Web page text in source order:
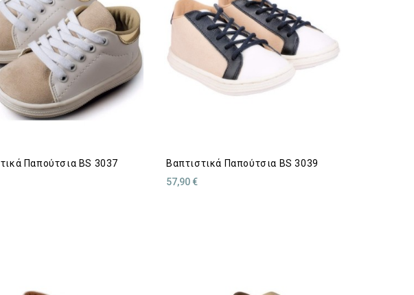
Παπούτσια BS 3037
Βαπτιστικά Παπούτσια BS 3039
57,90 €